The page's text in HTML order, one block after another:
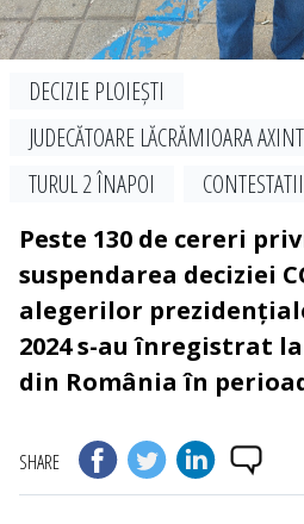
DECIZIE PLOIEȘTI
JUDECĂTOARE LĂCRĂMIOARA
TURUL 2 ÎNAPOI
CONTESTATII
Peste 130 de cereri
suspendarea deciziei
alegerilor
2024 s-au înregistrat
din România în
SHARE